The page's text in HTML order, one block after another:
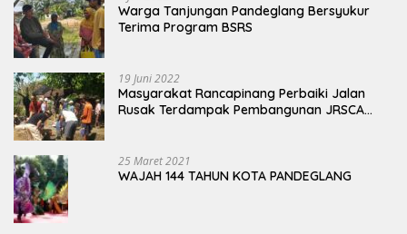
Warga Tanjungan Pandeglang Bersyukur
Terima Program BSRS
19 Juni 2022
Masyarakat Rancapinang Perbaiki Jalan
Rusak Terdampak Pembangunan JRSCA
25 Maret 2021
WAJAH 144 TAHUN KOTA PANDEGLANG